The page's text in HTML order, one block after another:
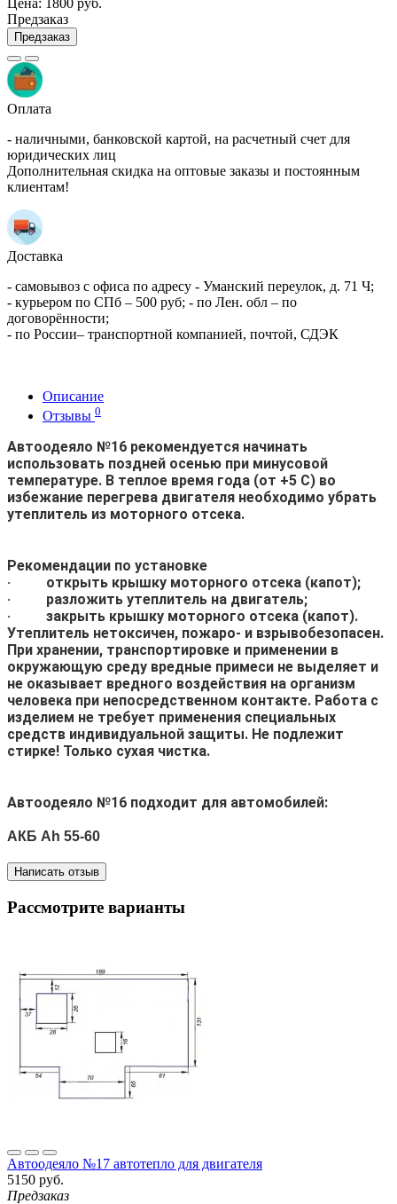
Предзаказ
Предзаказ
Оплата
- наличными, банковской картой, на расчетный счет для
юридических лиц
Дополнительная скидка на оптовые заказы и постоянным
клиентам!
Доставка
- самовывоз с офиса по адресу - Уманский переулок, д. 71 Ч;
- курьером по СПб – 500 руб; - по Лен. обл – по
договорённости;
- по России– транспортной компанией, почтой, СДЭК
Описание
Отзывы 0
Автоодеяло №16 рекомендуется начинать
использовать поздней осенью при минусовой
температуре. В теплое время года (от +5 С) во
избежание перегрева двигателя необходимо убрать
утеплитель из моторного отсека.
Рекомендации по установке
·
открыть крышку моторного отсека (капот);
·
разложить утеплитель на двигатель;
·
закрыть крышку моторного отсека (капот).
Утеплитель нетоксичен, пожаро- и взрывобезопасен.
При хранении, транспортировке и применении в
окружающую среду вредные примеси не выделяет и
не оказывает вредного воздействия на организм
человека при непосредственном контакте. Работа с
изделием не требует применения специальных
средств индивидуальной защиты. Не подлежит
стирке! Только сухая чистка.
Автоодеяло №16 подходит для автомобилей:
АКБ Ah 55-60
Написать отзыв
Рассмотрите варианты
Автоодеяло №17 автотепло для двигателя
5150 руб.
Предзаказ